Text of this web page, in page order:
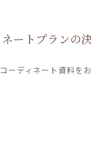
ートプランの
ーディネート資料を